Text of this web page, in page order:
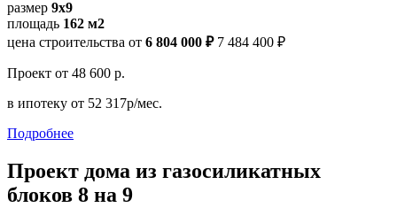
размер 9x9
площадь 162 м2
цена строительства от 6 804 000 ₽ 7 484 400 ₽
Проект от 48 600 р.
в ипотеку от 52 317р/мес.
Подробнее
Проект дома из газосиликатных
блоков 8 на 9